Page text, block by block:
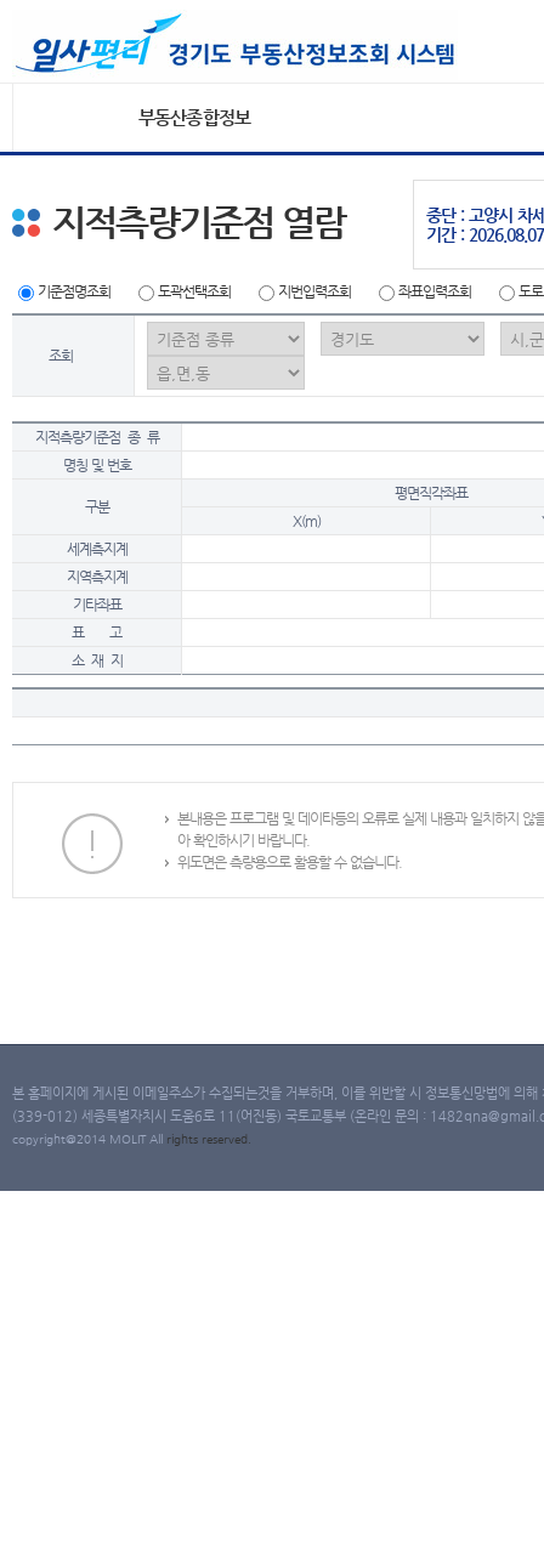
부동산종합정보
중단 : 고양시 차
기간 :
지적측량기준점 열람
기준점명조회 도곽선택조회 지번입력조회 좌표입력조회 도
조회
지적측량기준점 종 류
명칭 및 번호
구분
평면직각좌표
X(m)
세계측지계
지역측지계
기타좌표
표 고
소 재 지
본내용은 프로그램 및 데이타등의 오류로 실제 내용과 일치하지
아 확인하시기 바랍니다.
위도면은 측량용으로 활용할 수 없습니다.
본 홈페이지에 게시된 이메일주소가 수집되는것을 거부하며, 이를 위반할 시 정보통신망법에 의
(339-012) 세종특별자치시 도움6로 11(어진동) 국토교통부 (온라인 문의 :
copyright@2014 MOLIT All rights reserved.